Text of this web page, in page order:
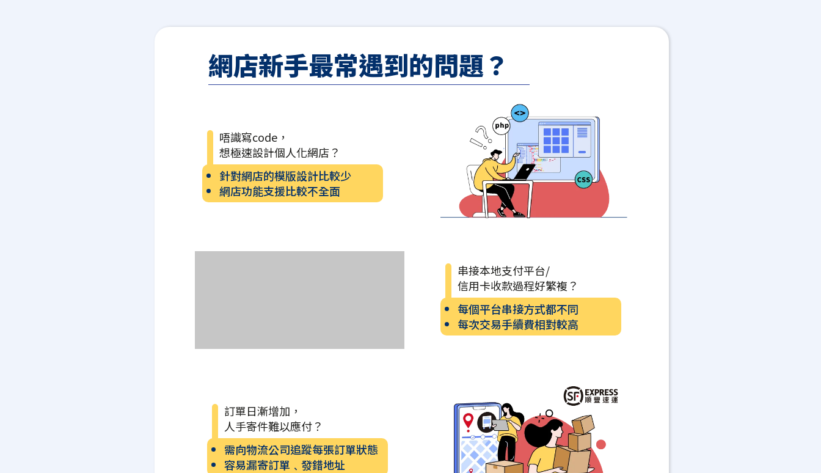
網店新手最常遇到的問題？
唔識寫code，
想極速設計個人化網店？
針對網店的模版設計比較少
網店功能支援比較不全面
串接本地支付平台/
信用卡收款過程好繁複？
每個平台串接方式都不同
每次交易手續費相對較高
訂單日漸增加，
人手寄件難以應付？
需向物流公司追蹤每張訂單狀態
容易漏寄訂單﹑發錯地址